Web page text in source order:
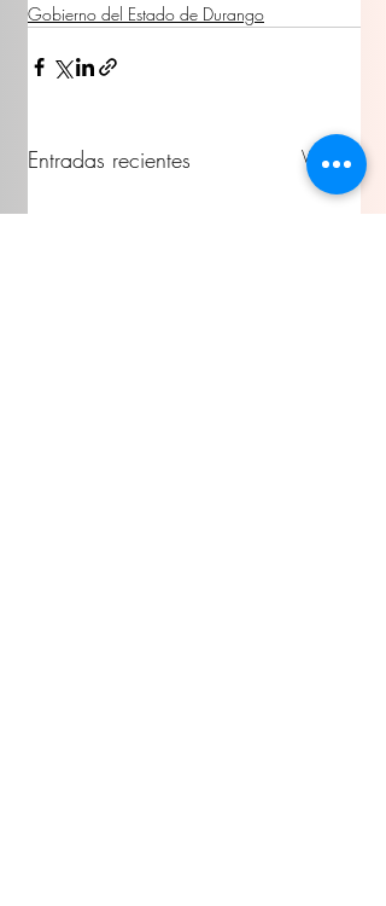
Gobierno del Estado de Durango
Entradas recientes Ver todo